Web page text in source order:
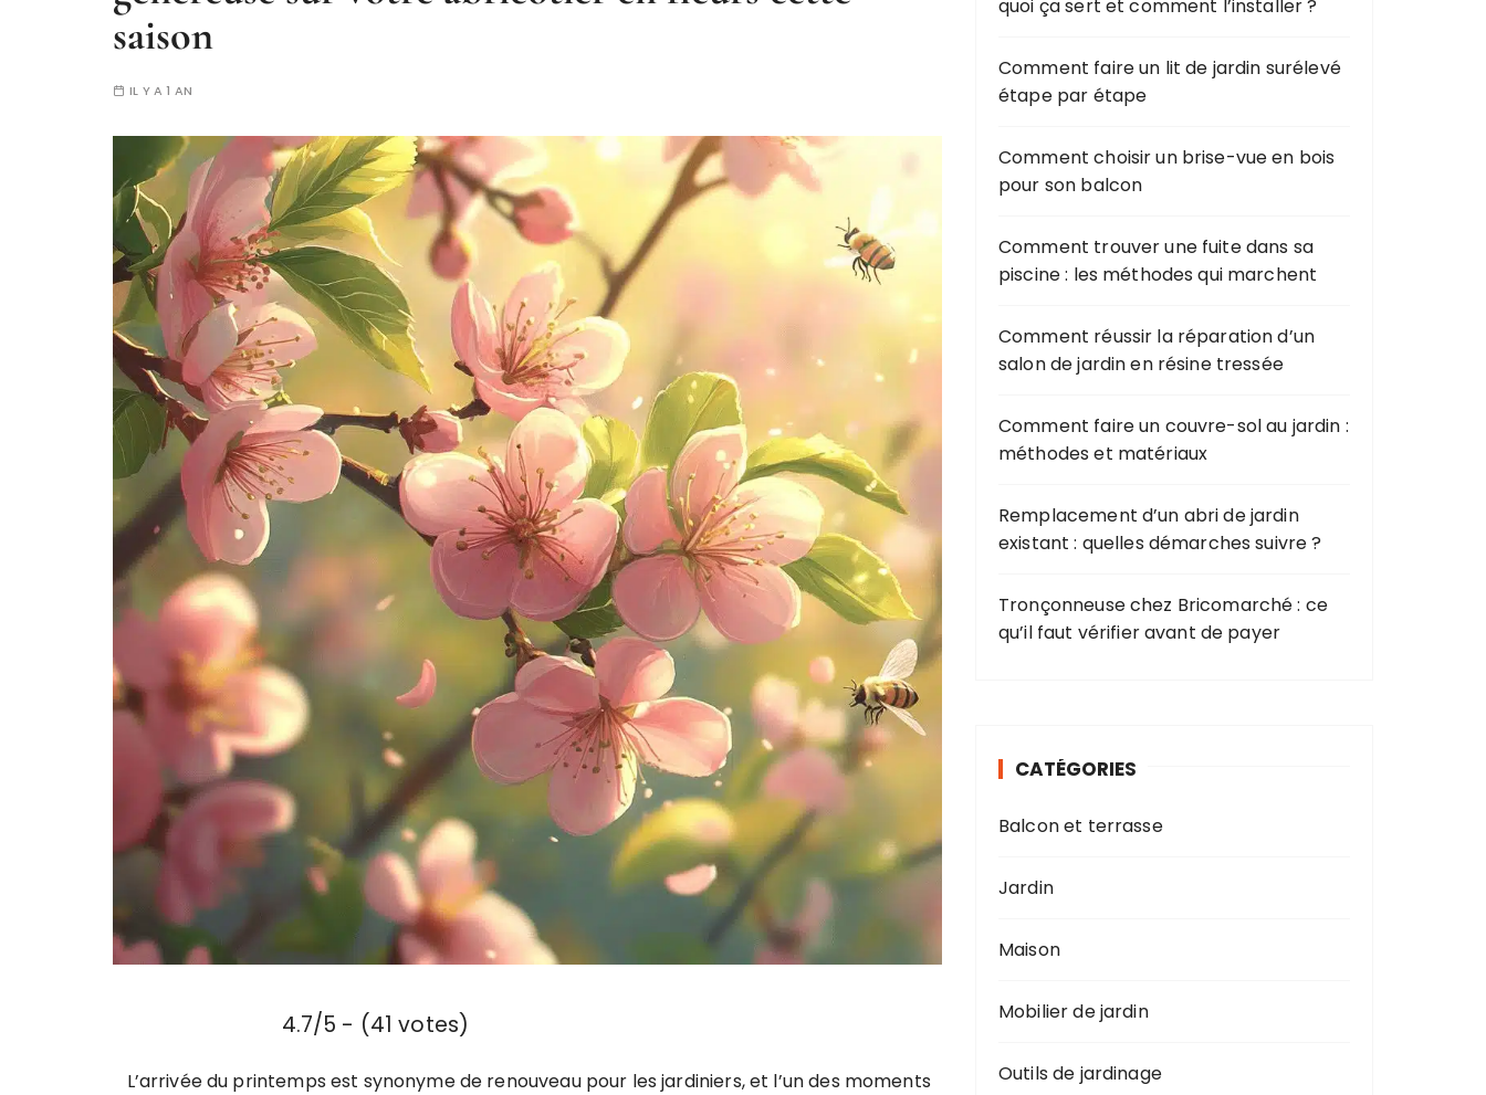
saison
IL Y A 1 AN
4.7/5 - (41 votes)
L’arrivée du printemps est synonyme de renouveau pour les jardiniers, et l’un des moments
quoi ça sert et comment l’installer ?
Comment faire un lit de jardin surélevé
étape par étape
Comment choisir un brise-vue en bois
pour son balcon
Comment trouver une fuite dans sa
piscine : les méthodes qui marchent
Comment réussir la réparation d’un
salon de jardin en résine tressée
Comment faire un couvre-sol au jardin :
méthodes et matériaux
Remplacement d’un abri de jardin
existant : quelles démarches suivre ?
Tronçonneuse chez Bricomarché : ce
qu’il faut vérifier avant de payer
CATÉGORIES
Balcon et terrasse
Jardin
Maison
Mobilier de jardin
Outils de jardinage